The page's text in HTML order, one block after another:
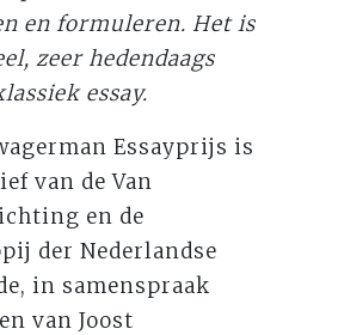
en formuleren. Het is
zeer hedendaags
essay.
Essayprijs is
van de Van
en de
der Nederlandse
in samenspraak
van Joost